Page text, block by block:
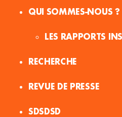
QUI SOMMES-NOUS ?
LES RAPPORTS
RECHERCHE
REVUE DE PRESSE
SDSDSD